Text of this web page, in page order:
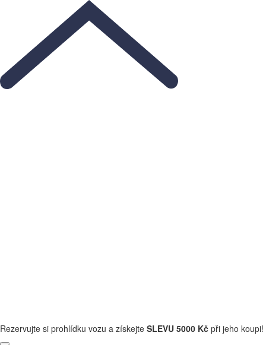
Rezervujte si prohlídku vozu a získejte SLEVU 5000 Kč při jeho koupi!